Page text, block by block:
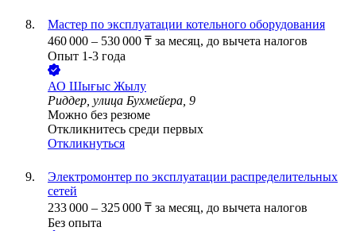
Мастер по эксплуатации котельного оборудования
460 000 – 530 000 ₸ за месяц, до вычета налогов
Опыт 1-3 года
АО Шығыс Жылу
Риддер, улица Бухмейера, 9
Можно без резюме
Откликнитесь среди первых
Откликнуться
Электромонтер по эксплуатации распределительных
сетей
233 000 – 325 000 ₸ за месяц, до вычета налогов
Без опыта